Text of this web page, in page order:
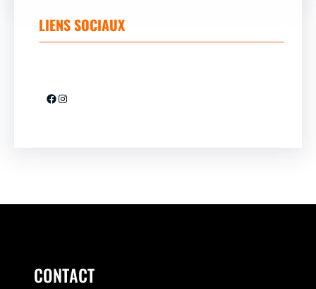
LIENS SOCIAUX
Facebook Instagram
CONTACT